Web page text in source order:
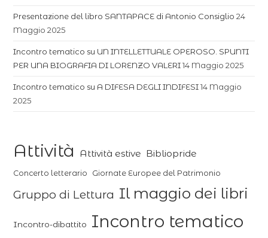
Presentazione del libro SANTAPACE di Antonio Consiglio 24
Maggio 2025
Incontro tematico su UN INTELLETTUALE OPEROSO. SPUNTI
PER UNA BIOGRAFIA DI LORENZO VALERI 14 Maggio 2025
Incontro tematico su A DIFESA DEGLI INDIFESI 14 Maggio
2025
Attività Attività estive Bibliopride
Concerto letterario Giornate Europee del Patrimonio
Gruppo di Lettura Il maggio dei libri
Incontro-dibattito Incontro tematico